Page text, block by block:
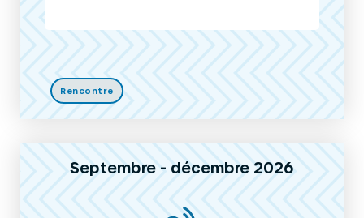
Rencontre
Septembre - décembre 2026